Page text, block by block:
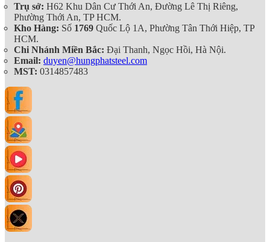
Trụ sở: H62 Khu Dân Cư Thới An, Đường Lê Thị Riêng,
Phường Thới An, TP HCM.
Kho Hàng: Số 1769 Quốc Lộ 1A, Phường Tân Thới Hiệp, TP
HCM.
Chi Nhánh Miền Bắc: Đại Thanh, Ngọc Hồi, Hà Nội.
Email: duyen@hungphatsteel.com
MST: 0314857483